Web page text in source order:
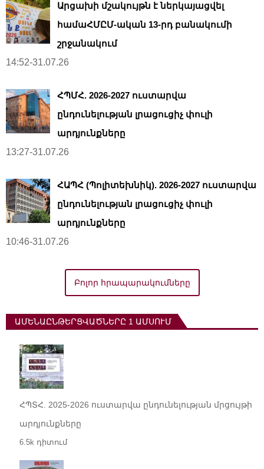
Արցախի մշակույթն է ներկայացվել
համաՀՄԸՄ-ական 13-րդ բանակումի
շրջանակում
14:52-31.07.26
ՀՊՄՀ. 2026-2027 ուստարվա
ընդունելության լրացուցիչ փուլի
արդյունքները
13:27-31.07.26
ՀԱՊՀ (Պոլիտեխնիկ). 2026-2027 ուստարվա
ընդունելության լրացուցիչ փուլի
արդյունքները
10:46-31.07.26
Բոլոր հրապարակումները
ԱՄԵՆԱԸՆԹԵՐՑՎԱԾՆԵՐԸ 1 ԱՄՍՈՒՄ
ՀՊՏՀ. 2025-2026 ուստարվա ընդունելության մրցույթի
արդյունքները
6.5k դիտում